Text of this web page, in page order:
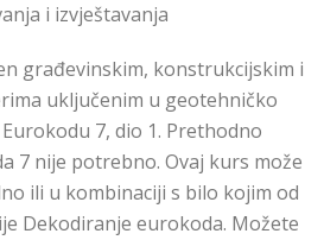
i izvještavanja
građevinskim, konstrukcijskim i
uključenim u geotehničko
7, dio 1. Prethodno
7 nije potrebno. Ovaj kurs može
ili u kombinaciji s bilo kojim od
Dekodiranje eurokoda. Možete